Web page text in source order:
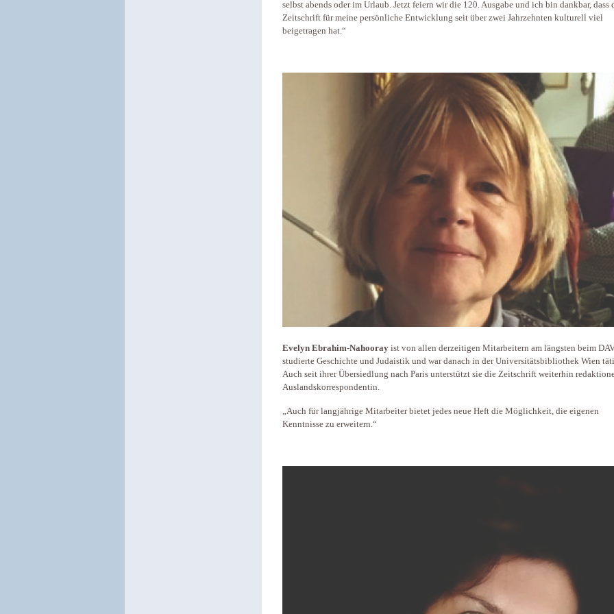
selbst abends oder im Urlaub. Jetzt feiern wir die 120. Ausgabe und ich bin dankbar, dass
Zeitschrift für meine persönliche Entwicklung seit über zwei Jahrzehnten kulturell viel
beigetragen hat.“
Evelyn Ebrahim-Nahooray ist von allen derzeitigen Mitarbeitern am längsten beim
studierte Geschichte und Judaistik und war danach in der Universitätsbibliothek Wien
Auch seit ihrer Übersiedlung nach Paris unterstützt sie die Zeitschrift weiterhin
Auslandskorrespondentin.
„Auch für ­langjährige Mitarbeiter ­bietet jedes neue Heft die Möglichkeit, die ­eigenen
Kenntnisse zu erweitern.“